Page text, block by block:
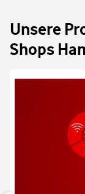
Unsere
Shops